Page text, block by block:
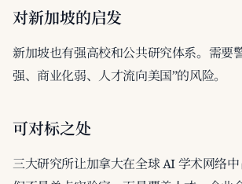
对新加坡的启发
新加坡也有强高校和公共研究体系。需要
强、商业化弱、人才流向美国”的风险。
可对标之处
三大研究所让加拿大在全球 AI 学术网络